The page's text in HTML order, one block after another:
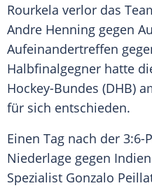
Rourkela verlor das
Andre Henning gegen
Aufeinandertreffen
Halbfinalgegner hatte
Hockey-Bundes (DHB)
für sich entschieden.
Einen Tag nach der
Niederlage gegen Indien
Spezialist Gonzalo